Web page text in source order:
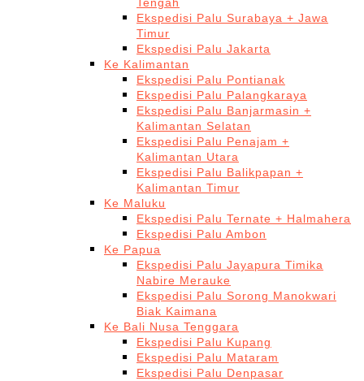
Ekspedisi Palu Surabaya + Jawa
Timur
Ekspedisi Palu Jakarta
Ke Kalimantan
Ekspedisi Palu Pontianak
Ekspedisi Palu Palangkaraya
Ekspedisi Palu Banjarmasin +
Kalimantan Selatan
Ekspedisi Palu Penajam +
Kalimantan Utara
Ekspedisi Palu Balikpapan +
Kalimantan Timur
Ke Maluku
Ekspedisi Palu Ternate + Halmahera
Ekspedisi Palu Ambon
Ke Papua
Ekspedisi Palu Jayapura Timika
Nabire Merauke
Ekspedisi Palu Sorong Manokwari
Biak Kaimana
Ke Bali Nusa Tenggara
Ekspedisi Palu Kupang
Ekspedisi Palu Mataram
Ekspedisi Palu Denpasar